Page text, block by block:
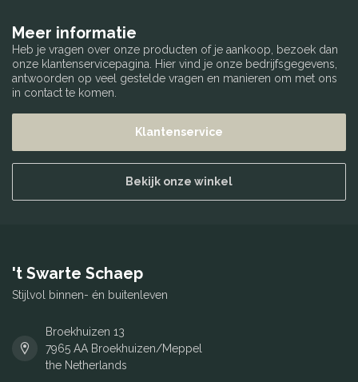
Meer informatie
Heb je vragen over onze producten of je aankoop, bezoek dan
onze klantenservicepagina. Hier vind je onze bedrijfsgegevens,
antwoorden op veel gestelde vragen en manieren om met ons
in contact te komen.
Klantenservice
Bekijk onze winkel
't Swarte Schaep
Stijlvol binnen- én buitenleven
Broekhuizen 13
7965 AA Broekhuizen/Meppel
the Netherlands